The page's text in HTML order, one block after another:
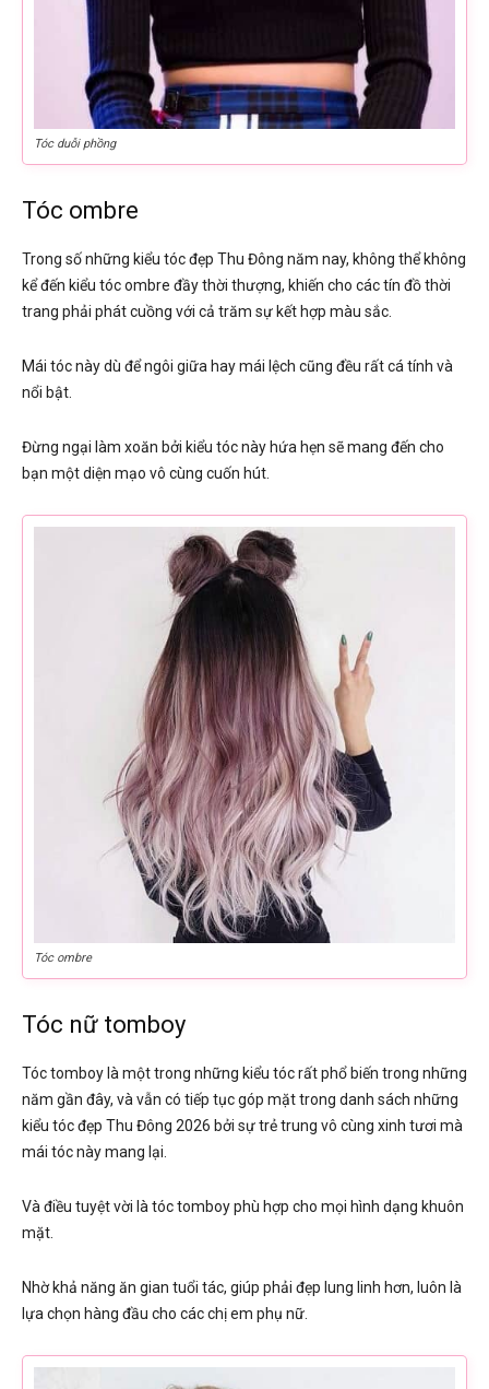
Tóc duỗi phồng
Tóc ombre
Trong số những kiểu tóc đẹp Thu Đông năm nay, không thể không
kể đến kiểu tóc ombre đầy thời thượng, khiến cho các tín đồ thời
trang phải phát cuồng với cả trăm sự kết hợp màu sắc.
Mái tóc này dù để ngôi giữa hay mái lệch cũng đều rất cá tính và
nổi bật.
Đừng ngại làm xoăn bởi kiểu tóc này hứa hẹn sẽ mang đến cho
bạn một diện mạo vô cùng cuốn hút.
Tóc ombre
Tóc nữ tomboy
Tóc tomboy là một trong những kiểu tóc rất phổ biến trong những
năm gần đây, và vẫn có tiếp tục góp mặt trong danh sách những
kiểu tóc đẹp Thu Đông 2026 bởi sự trẻ trung vô cùng xinh tươi mà
mái tóc này mang lại.
Và điều tuyệt vời là tóc tomboy phù hợp cho mọi hình dạng khuôn
mặt.
Nhờ khả năng ăn gian tuổi tác, giúp phải đẹp lung linh hơn, luôn là
lựa chọn hàng đầu cho các chị em phụ nữ.